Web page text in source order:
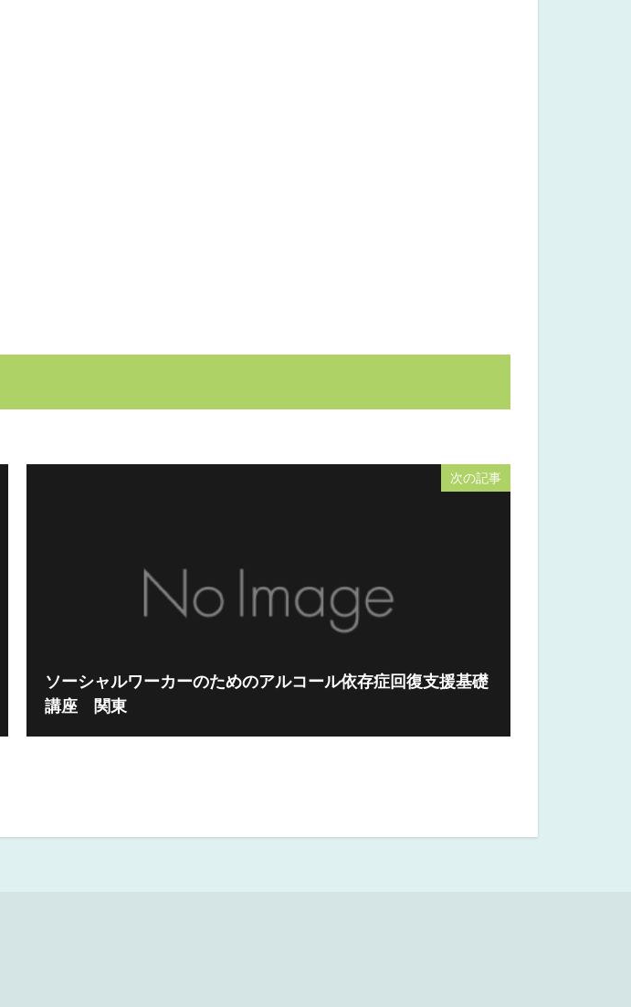
次の記事
ソーシャルワーカーのためのアルコール依存症回復支援基礎
講座 関東